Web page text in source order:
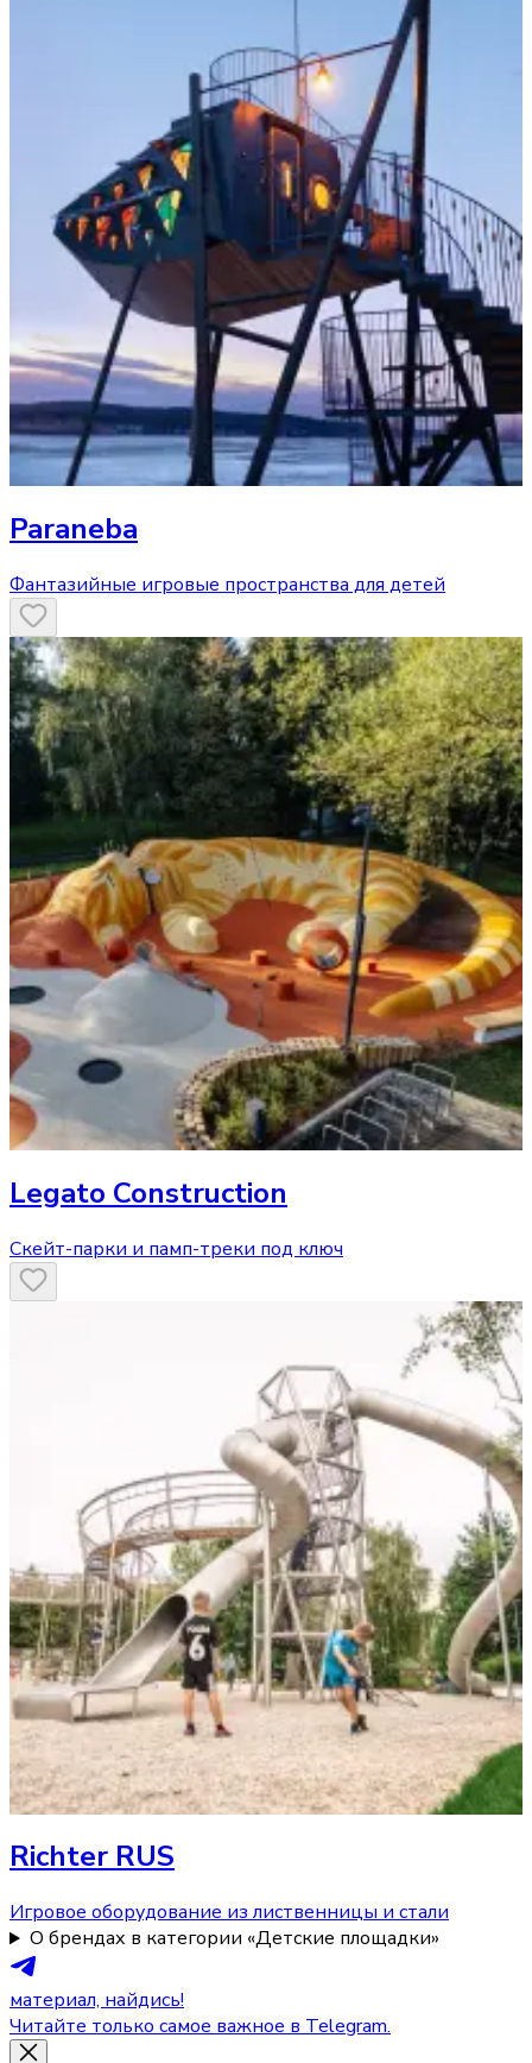
Paraneba
Фантазийные игровые пространства для детей
Legato Construction
Скейт-парки и памп-треки под ключ
Richter RUS
Игровое оборудование из лиственницы и стали
О брендах в категории «Детские площадки»
материал, найдись!
Читайте только самое важное в Telegram.